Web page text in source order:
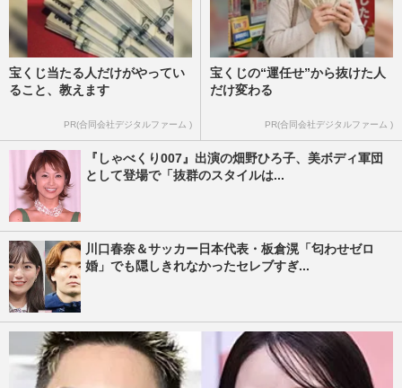
宝くじ当たる人だけがやってい
ること、教えます
PR(合同会社デジタルファーム )
宝くじの“運任せ”から抜けた人
だけ変わる
PR(合同会社デジタルファーム )
『しゃべくり007』出演の畑野ひろ子、美ボディ軍団
として登場で「抜群のスタイルは...
川口春奈＆サッカー日本代表・板倉滉「匂わせゼロ
婚」でも隠しきれなかったセレブすぎ...